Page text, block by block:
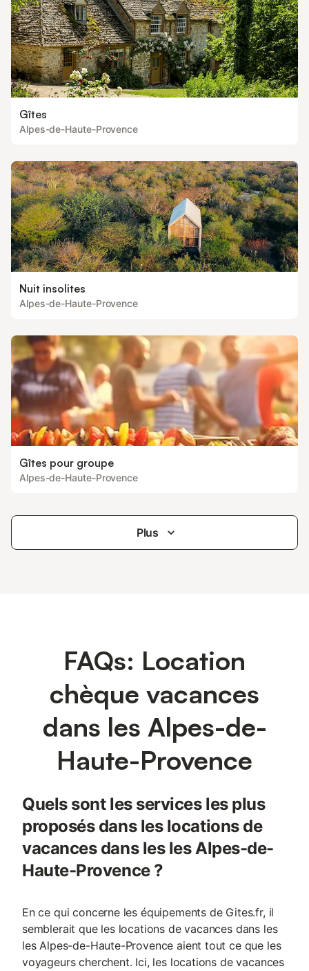
Gîtes
Alpes-de-Haute-Provence
Nuit insolites
Alpes-de-Haute-Provence
Gîtes pour groupe
Alpes-de-Haute-Provence
Plus
FAQs: Location
chèque vacances
dans les Alpes-de-
Haute-Provence
Quels sont les services les plus
proposés dans les locations de
vacances dans les les Alpes-de-
Haute-Provence ?
En ce qui concerne les équipements de Gites.fr, il
semblerait que les locations de vacances dans les
les Alpes-de-Haute-Provence aient tout ce que les
voyageurs cherchent. Ici, les locations de vacances